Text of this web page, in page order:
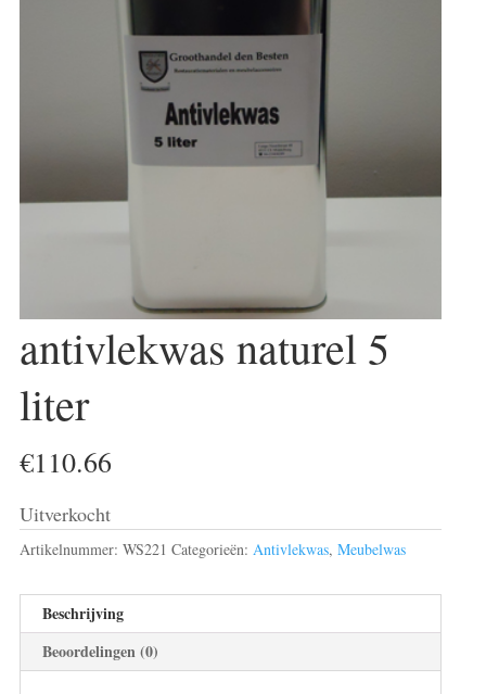
antivlekwas naturel 5
liter
€110.66
Uitverkocht
Artikelnummer: WS221 Categorieën: Antivlekwas, Meubelwas
Beschrijving
Beoordelingen (0)